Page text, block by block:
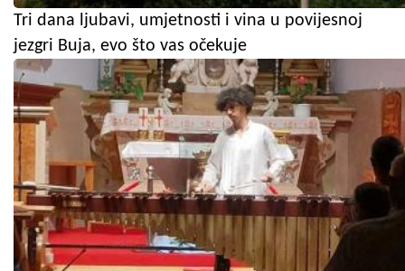
Tri dana ljubavi, umjetnosti i vina u povijesnoj
jezgri Buja, evo što vas očekuje